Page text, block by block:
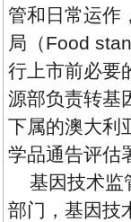
管和日常运作
局（Food
行上市前必要
源部负责转基
下属的澳大利
学品通告评估
基因技术监
部门，基因技